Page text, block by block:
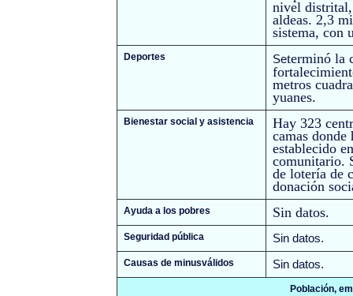
nivel distrital,
aldeas. 2,3
sistema, con
Deportes Seterminó la
metros
yuanes.
Bienestar social y asistencia
Hay 323
camas donde
establecido
comunitario.
de lotería de
donación
Ayuda a los pobres Sin datos.
Seguridad pública Sin datos.
Causas de minusválidos Sin datos.
Población,